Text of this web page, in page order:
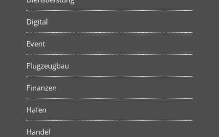
Digital
Event
Flugzeugbau
Finanzen
Hafen
Handel